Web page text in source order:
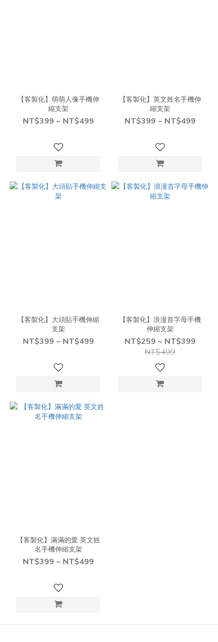
【客製化】萌萌人像手機伸
縮支架
NT$399 ~ NT$499
【客製化】英文姓名手機伸
縮支架
NT$399 ~ NT$499
【客製化】大頭貼手機伸縮
支架
NT$399 ~ NT$499
【客製化】浪漫首字母手機
伸縮支架
NT$259 ~ NT$399
NT$499
【客製化】滿滿的愛 英文姓
名手機伸縮支架
NT$399 ~ NT$499